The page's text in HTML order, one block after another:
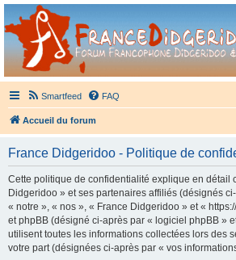
France Didgeridoo
Didgeridoo et Guimbarde sur France Didgeridoo -
Smartfeed FAQ
Accueil du forum
France Didgeridoo - Politique de
Cette politique de confidentialité explique en détail
Didgeridoo » et ses partenaires affiliés (désignés
« notre », « nos », « France Didgeridoo » et «
et phpBB (désigné ci-après par « logiciel phpBB »
utilisent toutes les informations collectées lors des
votre part (désignées ci-après par « vos